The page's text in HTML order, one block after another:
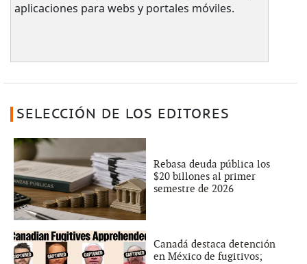
aplicaciones para webs y portales móviles.
SELECCIÓN DE LOS EDITORES
Rebasa deuda pública los
$20 billones al primer
semestre de 2026
Canadá destaca detención
en México de fugitivos;